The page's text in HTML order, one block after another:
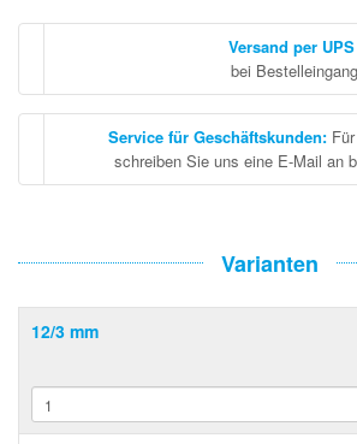
Versand per
bei
Service für Geschäftskunden:
schreiben Sie uns eine E-Mail an
Varianten
12/3 mm